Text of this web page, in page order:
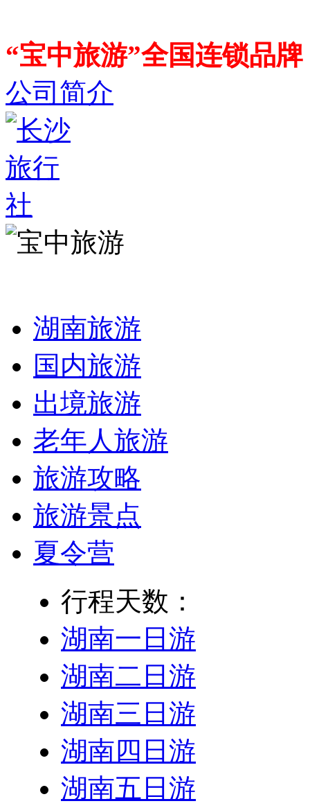
“宝中旅游”全国连锁品
公司简介
湖南旅游
国内旅游
出境旅游
老年人旅游
旅游攻略
旅游景点
夏令营
行程天数：
湖南一日游
湖南二日游
湖南三日游
湖南四日游
湖南五日游